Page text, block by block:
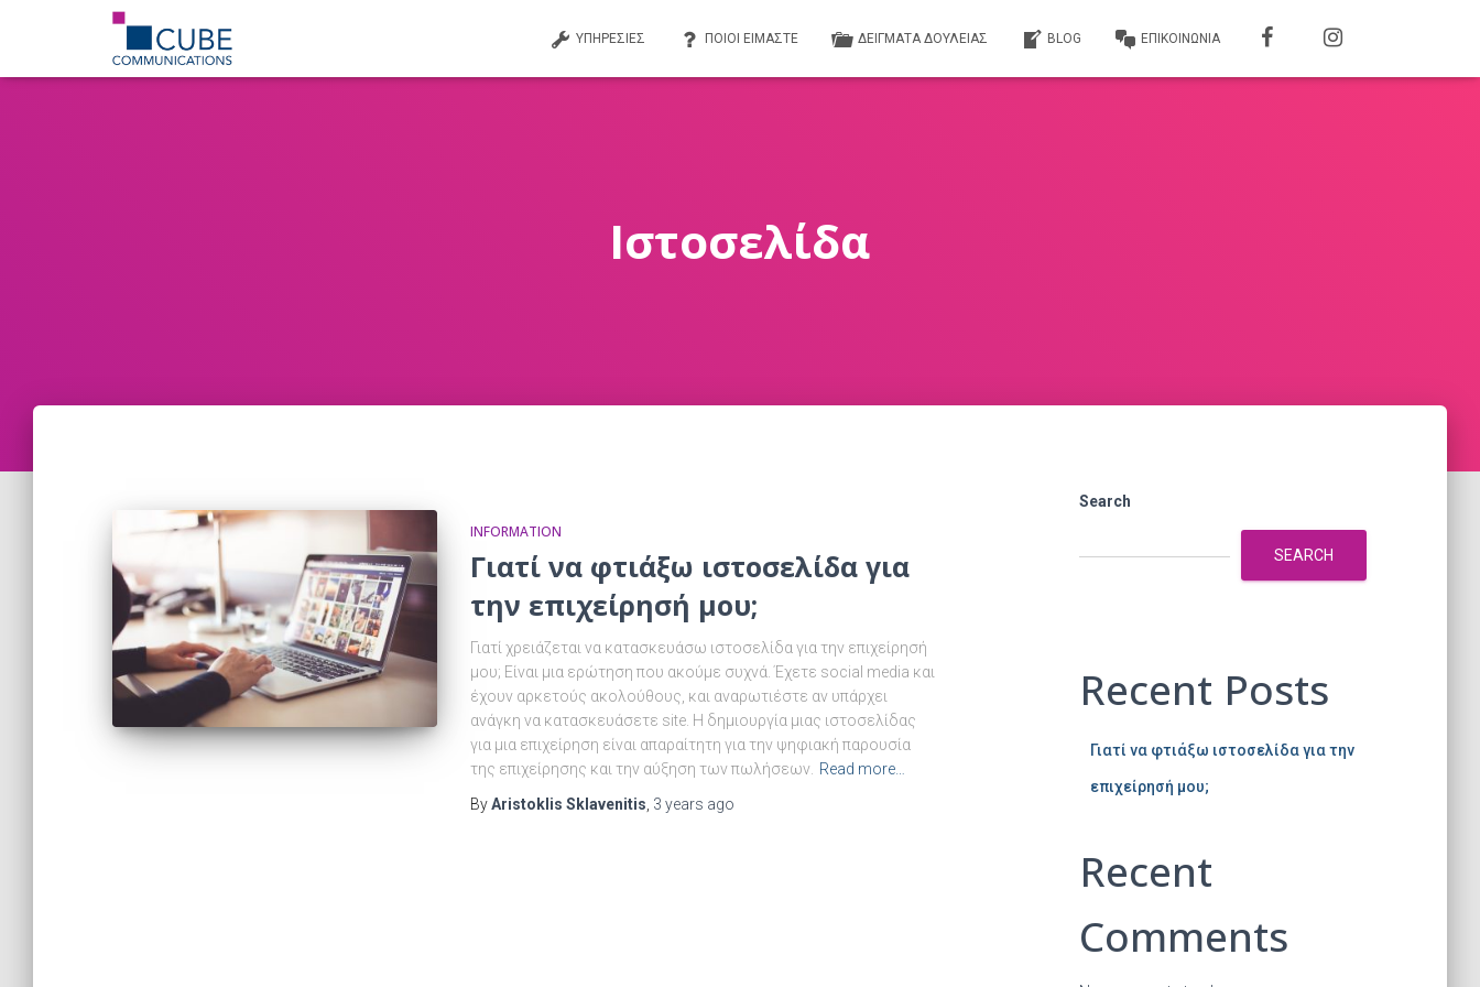
ΥΠΗΡΕΣΙΕΣ ΠΟΙΟΙ ΕΙΜΑΣΤΕ ΔΕΙΓΜΑΤΑ ΔΟΥΛΕΙΑΣ BLOG ΕΠΙΚΟΙΝΩΝΙΑ
Ιστοσελίδα
INFORMATION
Γιατί να φτιάξω ιστοσελίδα για
την επιχείρησή μου;
Γιατί χρειάζεται να κατασκευάσω ιστοσελίδα για την επιχείρησή
μου; Είναι μια ερώτηση που ακούμε συχνά. Έχετε social media και
έχουν αρκετούς ακολούθους, και αναρωτιέστε αν υπάρχει
ανάγκη να κατασκευάσετε site. Η δημιουργία μιας ιστοσελίδας
για μια επιχείρηση είναι απαραίτητη για την ψηφιακή παρουσία
της επιχείρησης και την αύξηση των πωλήσεων. Read more…
ByAristoklis Sklavenitis 3 years ago
Search
SEARCH
Recent Posts
Γιατί να φτιάξω ιστοσελίδα για την
επιχείρησή μου;
Recent
Comments